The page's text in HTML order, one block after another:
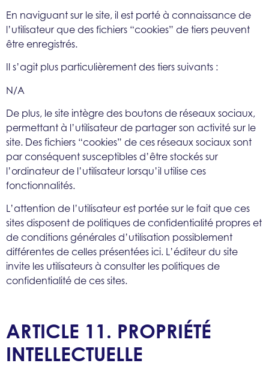
En naviguant sur le site, il est porté à connaissance de
l’utilisateur que des fichiers “cookies” de tiers peuvent
être enregistrés.
Il s’agit plus particulièrement des tiers suivants :
N/A
De plus, le site intègre des boutons de réseaux sociaux,
permettant à l’utilisateur de partager son activité sur le
site. Des fichiers “cookies” de ces réseaux sociaux sont
par conséquent susceptibles d’être stockés sur
l’ordinateur de l’utilisateur lorsqu’il utilise ces
fonctionnalités.
L’attention de l’utilisateur est portée sur le fait que ces
sites disposent de politiques de confidentialité propres et
de conditions générales d’utilisation possiblement
différentes de celles présentées ici. L’éditeur du site
invite les utilisateurs à consulter les politiques de
confidentialité de ces sites.
ARTICLE 11. PROPRIÉTÉ
INTELLECTUELLE